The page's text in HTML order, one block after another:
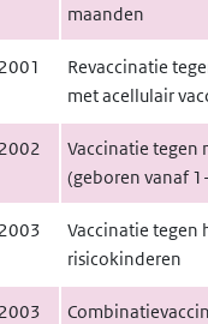
maanden
2001
Revaccinatie
met acellulair
2002
Vaccinatie tegen
(geboren vanaf
2003
Vaccinatie tegen
risicokinderen
2003